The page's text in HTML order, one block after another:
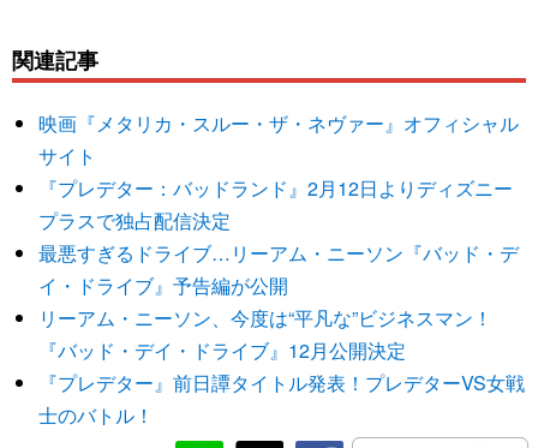
関連記事
映画『メタリカ・スルー・ザ・ネヴァー』オフィシャル
サイト
『プレデター：バッドランド』2月12日よりディズニー
プラスで独占配信決定
最悪すぎるドライブ…リーアム・ニーソン『バッド・デ
イ・ドライブ』予告編が公開
リーアム・ニーソン、今度は“平凡な”ビジネスマン！
『バッド・デイ・ドライブ』12月公開決定
『プレデター』前日譚タイトル発表！プレデターVS女戦
士のバトル！